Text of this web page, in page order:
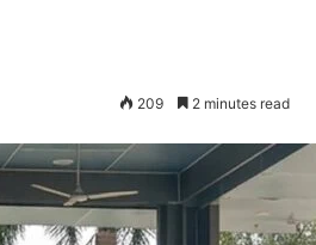
209 2 minutes read